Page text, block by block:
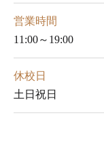
営業時間
11:00～19:00
休校日
土日祝日